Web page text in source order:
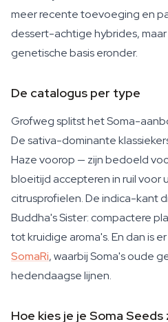
meer recente toevoeging en
dessert-achtige hybrides,
genetische basis eronder.
De catalogus per type
Grofweg splitst het Soma-
De sativa-dominante
Haze voorop — zijn bedoeld
bloeitijd accepteren in ruil voor
citrusprofielen. De indica-kant
Buddha's Sister: compactere
tot kruidige aroma's. En dan is
SomaRi, waarbij Soma's oude
hedendaagse lijnen.
Hoe kies je je Soma Seeds